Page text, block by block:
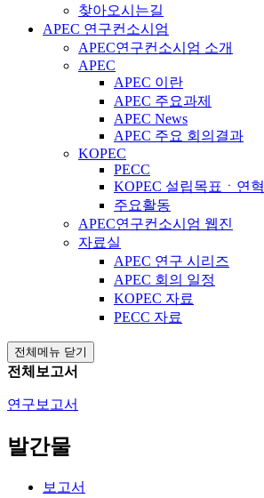
찾아오시는길
APEC 연구컨소시엄
APEC연구컨소시엄 소개
APEC
APEC 이란
APEC 주요과제
APEC News
APEC 주요 회의결과
KOPEC
PECC
KOPEC 설립목표ㆍ연혁
주요활동
APEC연구컨소시엄 웹진
자료실
APEC 연구 시리즈
APEC 회의 일정
KOPEC 자료
PECC 자료
전체메뉴 닫기
전체보고서
연구보고서
발간물
보고서